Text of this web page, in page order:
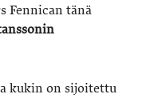
Fennican tänä
kukin on sijoitettu